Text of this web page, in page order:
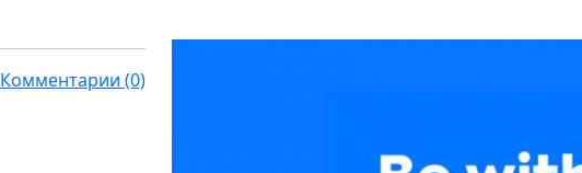
Комментарии (0)